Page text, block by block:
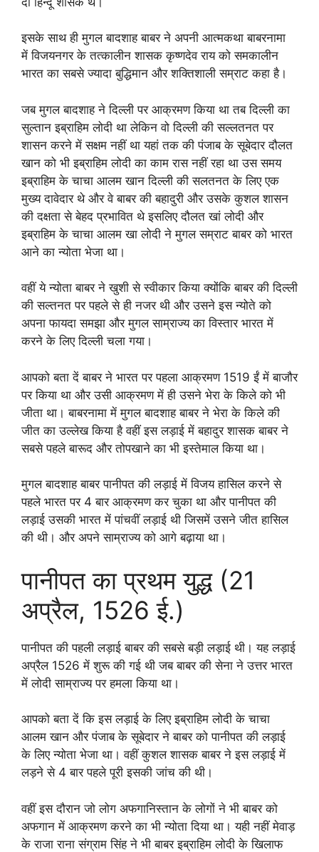
इसके साथ ही मुगल बादशाह बाबर ने अपनी आत्मकथा बाबरनामा
में विजयनगर के तत्कालीन शासक कृष्णदेव राय को समकालीन
भारत का सबसे ज्यादा बुद्धिमान और शक्तिशाली सम्राट कहा है।
जब मुगल बादशाह ने दिल्ली पर आक्रमण किया था तब दिल्ली का
सुल्तान इब्राहिम लोदी था लेकिन वो दिल्ली की सल्लतनत पर
शासन करने में सक्षम नहीं था यहां तक की पंजाब के सूबेदार दौलत
खान को भी इब्राहिम लोदी का काम रास नहीं रहा था उस समय
इब्राहिम के चाचा आलम खान दिल्ली की सलतनत के लिए एक
मुख्य दावेदार थे और वे बाबर की बहादुरी और उसके कुशल शासन
की दक्षता से बेहद प्रभावित थे इसलिए दौलत खां लोदी और
इब्राहिम के चाचा आलम खा लोदी ने मुगल सम्राट बाबर को भारत
आने का न्योता भेजा था।
वहीं ये न्योता बाबर ने खुशी से स्वीकार किया क्योंकि बाबर की दिल्ली
की सल्तनत पर पहले से ही नजर थी और उसने इस न्योते को
अपना फायदा समझा और मुगल साम्राज्य का विस्तार भारत में
करने के लिए दिल्ली चला गया।
आपको बता दें बाबर ने भारत पर पहला आक्रमण 1519 ईं में बाजौर
पर किया था और उसी आक्रमण में ही उसने भेरा के किले को भी
जीता था। बाबरनामा में मुगल बादशाह बाबर ने भेरा के किले की
जीत का उल्लेख किया है वहीं इस लड़ाई में बहादुर शासक बाबर ने
सबसे पहले बारूद और तोपखाने का भी इस्तेमाल किया था।
मुगल बादशाह बाबर पानीपत की लड़ाई में विजय हासिल करने से
पहले भारत पर 4 बार आक्रमण कर चुका था और पानीपत की
लड़ाई उसकी भारत में पांचवीं लड़ाई थी जिसमें उसने जीत हासिल
की थी। और अपने साम्राज्य को आगे बढ़ाया था।
पानीपत का प्रथम युद्ध (21
अप्रैल, 1526 ई.)
पानीपत की पहली लड़ाई बाबर की सबसे बड़ी लड़ाई थी। यह लड़ाई
अप्रैल 1526 में शुरू की गई थी जब बाबर की सेना ने उत्तर भारत
में लोदी साम्राज्य पर हमला किया था।
आपको बता दें कि इस लड़ाई के लिए इब्राहिम लोदी के चाचा
आलम खान और पंजाब के सूबेदार ने बाबर को पानीपत की लड़ाई
के लिए न्योता भेजा था। वहीं कुशल शासक बाबर ने इस लड़ाई में
लड़ने से 4 बार पहले पूरी इसकी जांच की थी।
वहीं इस दौरान जो लोग अफगानिस्तान के लोगों ने भी बाबर को
अफगान में आक्रमण करने का भी न्योता दिया था। यही नहीं मेवाड़
के राजा राना संग्राम सिंह ने भी बाबर इब्राहिम लोदी के खिलाफ